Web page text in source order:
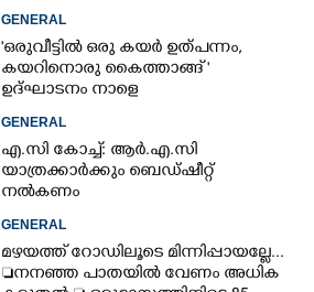
GENERAL
'ഒരുവീട്ടിൽ ഒരു കയർ ഉത്പന്നം,
കയറിനൊരു കൈത്താങ്ങ് '
ഉദ്ഘാടനം നാളെ
GENERAL
എ.സി കോച്ച്: ആർ.എ.സി
യാത്രക്കാർക്കും ബെഡ്ഷീറ്റ്
നൽകണം
GENERAL
മഴയത്ത് റോഡിലൂടെ മിന്നിപ്പായല്ലേ...
നനഞ്ഞ പാതയിൽ വേണം അധിക